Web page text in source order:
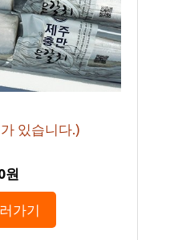
있습니다.)
원
가기